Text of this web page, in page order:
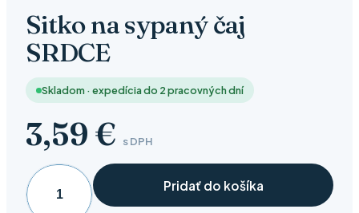
Sitko na sypaný čaj
SRDCE
Skladom · expedícia do 2 pracovných dní
3,59 € s DPH
množstvo
Pridať do košíka